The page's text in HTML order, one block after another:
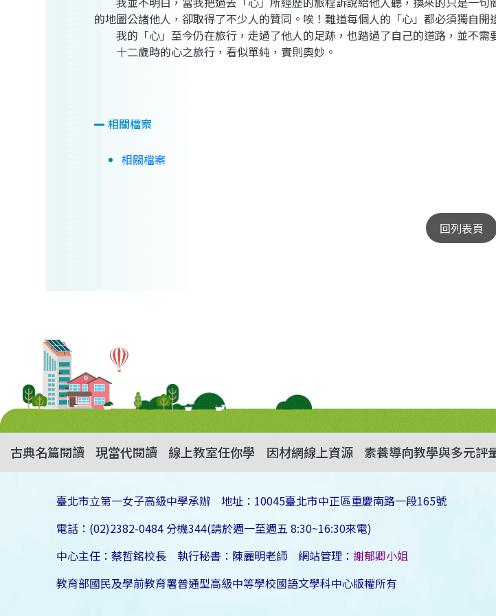
的地圖公諸他人，卻取得了不少人的贊同。唉！難道每個人的「心」都必須獨自開
我的「心」至今仍在旅行，走過了他人的足跡，也踏過了自己的道路，並不需
十二歲時的心之旅行，看似單純，實則奧妙。
相關檔案
相關檔案
回列表頁
古典名篇閱讀 現當代閱讀 線上教室任你學 因材網線上資源 素養導向教學與多元評
臺北市立第一女子高級中學承辦 地址：10045臺北市中正區重慶南路一段165號
電話：(02)2382-0484 分機344(請於週一至週五 8:30~16:30來電)
中心主任：蔡哲銘校長 執行秘書：陳麗明老師 網站管理：謝郁卿小姐
教育部國民及學前教育署普通型高級中等學校國語文學科中心版權所有